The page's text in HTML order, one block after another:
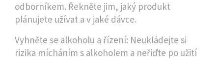
odborníkem. Řekněte jim, jaký produkt
plánujete užívat a v jaké dávce.
Vyhněte se alkoholu a řízení: Neukládejte si
rizika mícháním s alkoholem a neřiďte po užití